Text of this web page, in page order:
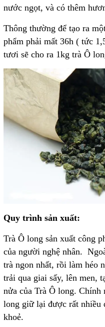
nước ngọt, và có thêm
Thông thường để tạo ra
phẩm phải mất 36h ( tức
tươi sẽ cho ra 1kg trà Ô
Quy trình sản xuất:
Trà Ô long sản xuất công
của người nghệ nhân.
trà ngon nhất, rồi làm héo
trải qua giai sấy, lên men,
nửa của Trà Ô long. Chính
long giữ lại được rất nhiều
khoẻ.